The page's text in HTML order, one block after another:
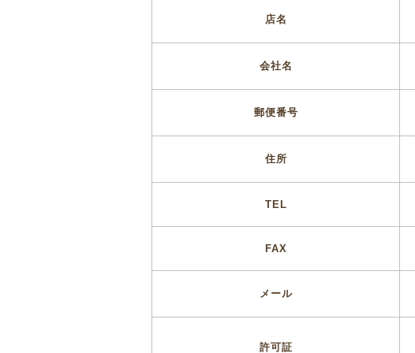
店名
会社名
郵便番号
住所
TEL
FAX
メール
許可証